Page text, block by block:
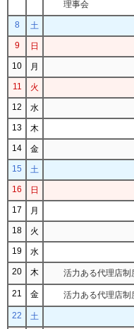
理事会
8
土
9
日
10
月
11
火
12
水
13
木
14
金
15
土
16
日
17
月
18
火
19
水
20
木 活力ある代理店
21 金 活力ある代理店
22
土